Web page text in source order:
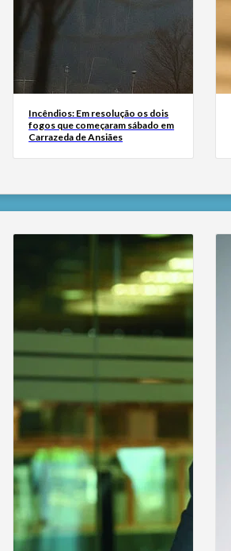
Incêndios: Em resolução os dois
fogos que começaram sábado em
Carrazeda de Ansiães